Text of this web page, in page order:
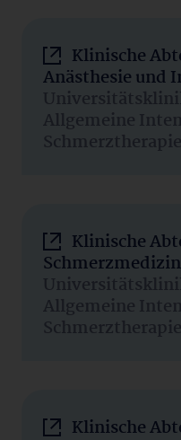
Klinische
Anästhesie und
Allgemeine
Schmerztherapie
Klinische
Schmerzmedizin
Allgemeine
Schmerztherapie
Klinische